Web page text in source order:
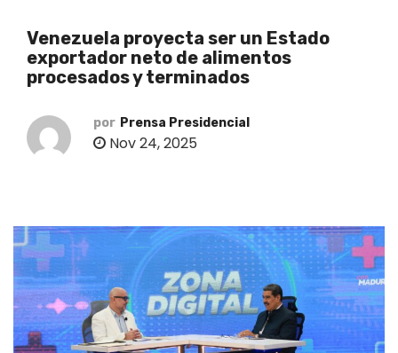
Venezuela proyecta ser un Estado
exportador neto de alimentos
procesados y terminados
por Prensa Presidencial
Nov 24, 2025